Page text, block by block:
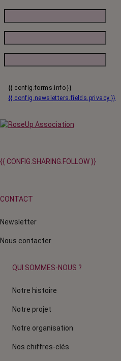
{{ config.forms.info }}
{{ config.newsletters.fields.privacy }}
{{ CONFIG.SHARING.FOLLOW }}
CONTACT
Newsletter
Nous contacter
QUI SOMMES-NOUS ?
Notre histoire
Notre projet
Notre organisation
Nos chiffres-clés